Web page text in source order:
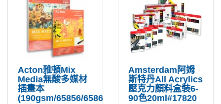
Acton雅頓Mix
Media無酸多媒材
插畫本
(190gsm/65856/65867)
Amsterdam阿姆
斯特丹All Acrylics
壓克力顏料盒裝6-
90色20ml#17820